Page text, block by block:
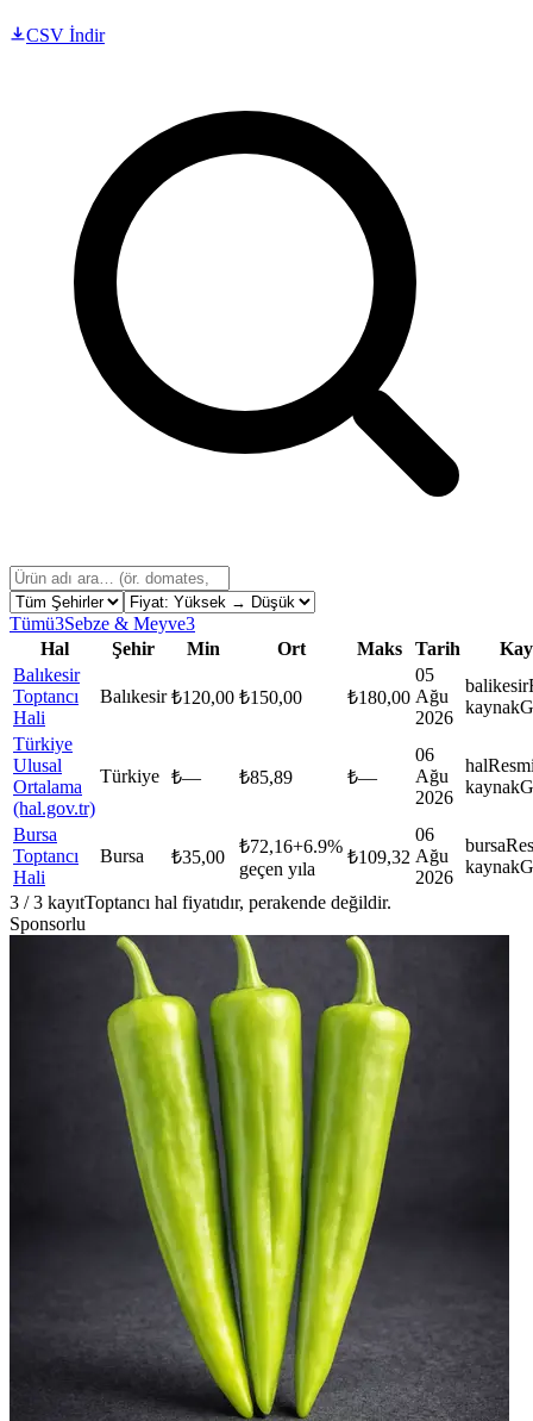
CSV İndir
Tümü3Sebze & Meyve3
Hal
Şehir Min Ort Maks Tarih
Balıkesir
Toptancı
Hali
Balıkesir ₺120,00 ₺150,00 ₺180,00
05
Ağu
2026
balikesir
kaynak
Türkiye
Ulusal
Ortalama
(hal.gov.tr)
Türkiye ₺— ₺85,89 ₺—
06
Ağu
2026
hal
kaynak
Bursa
Toptancı
Hali
Bursa ₺35,00
₺72,16+6.9%
geçen yıla
₺109,32
06
Ağu
2026
bursa
kaynak
3 /3 kayıtToptancı hal fiyatıdır, perakende değildir.
Sponsorlu